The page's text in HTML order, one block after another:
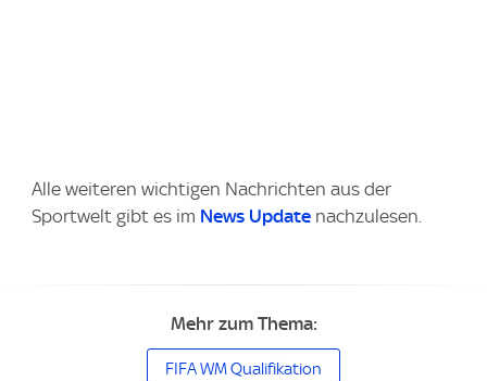
Alle weiteren wichtigen Nachrichten aus der
Sportwelt gibt es im News Update nachzulesen.
Mehr zum Thema:
FIFA WM Qualifikation